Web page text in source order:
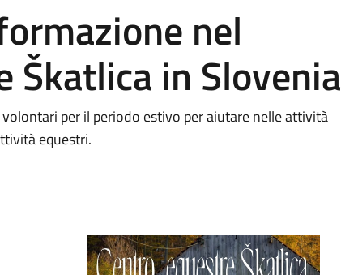
nel
Škatlica in Slovenia
per il periodo estivo per aiutare nelle attività
equestri.